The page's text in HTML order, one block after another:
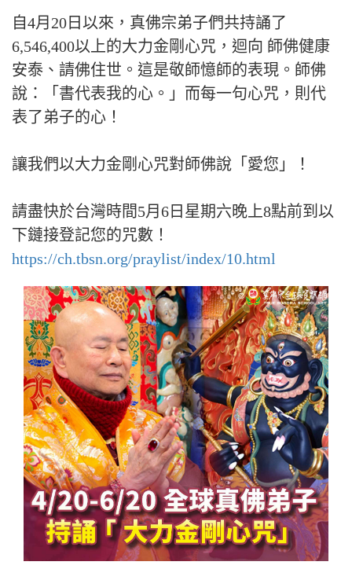
自4月20日以來，真佛宗弟子們共持誦了
6,546,400以上的大力金剛心咒，迴向 師佛健康
安泰、請佛住世。這是敬師憶師的表現。師佛
說：「書代表我的心。」而每一句心咒，則代
表了弟子的心！
讓我們以大力金剛心咒對師佛說「愛您」！
請盡快於台灣時間5月6日星期六晚上8點前到以
下鏈接登記您的咒數！
https://ch.tbsn.org/praylist/index/10.html